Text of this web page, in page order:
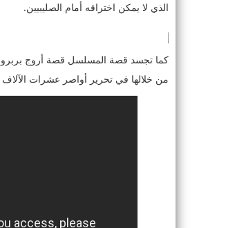
الذي لا يمكن اختراقه أمام الصليبيين.
كما تجسد قصة المسلسل قصة أروج
من خلالها في تحرير أواصر عشرات الآلاف